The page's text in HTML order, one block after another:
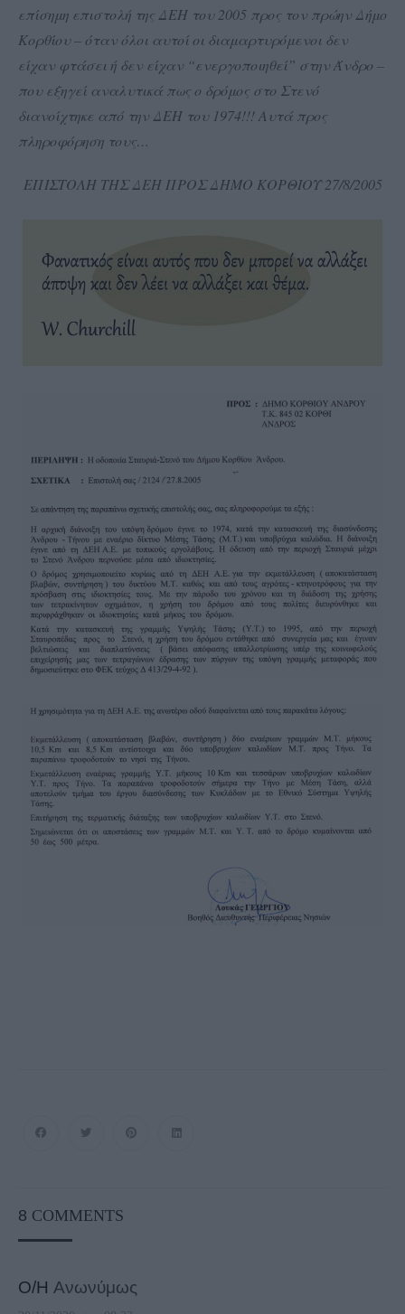
επίσημη επιστολή της ΔΕΗ του 2005 προς τον πρώην Δήμο
Κορθίου – όταν όλοι αυτοί οι διαμαρτυρόμενοι δεν
είχαν φτάσει ή δεν είχαν “ενεργοποιηθεί” στην Άνδρο –
που εξηγεί αναλυτικά πως ο δρόμος στο Στενό
διανοίχτηκε από την ΔΕΗ του 1974!!!Αυτά προς
πληροφόρηση τους…
ΕΠΙΣΤΟΛΗ ΤΗΣ ΔΕΗ ΠΡΟΣ ΔΗΜΟ ΚΟΡΘΙΟΥ 27/8/2005
8 COMMENTS
Ο/Η Ανωνύμως